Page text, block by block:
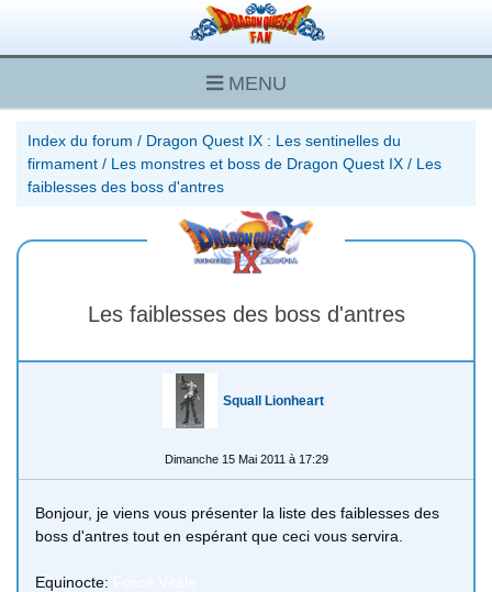
MENU
Index du forum / Dragon Quest IX : Les sentinelles du
firmament / Les monstres et boss de Dragon Quest IX / Les
faiblesses des boss d'antres
Les faiblesses des boss d'antres
Squall Lionheart
Dimanche 15 Mai 2011 à 17:29
Bonjour, je viens vous présenter la liste des faiblesses des
boss d'antres tout en espérant que ceci vous servira.
Equinocte: